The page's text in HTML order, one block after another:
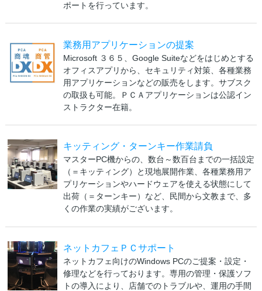
ポートを行っています。
業務用アプリケーションの提案
Microsoft ３６５、Google Suiteなどをはじめとする
オフィスアプリから、セキュリティ対策、各種業務
用アプリケーションなどの販売をします。サブスク
の取扱も可能。ＰＣＡアプリケーションは公認イン
ストラクター在籍。
キッティング・ターンキー作業請負
マスターPC機からの、数台～数百台までの一括設定
（＝キッティング）と現地展開作業、各種業務用ア
プリケーションやハードウェアを使える状態にして
出荷（＝ターンキー）など、民間から文教まで、多
くの作業の実績がございます。
ネットカフェＰＣサポート
ネットカフェ向けのWindows PCのご提案・設定・
修理などを行っております。専用の管理・保護ソフ
トの導入により、店舗でのトラブルや、運用の手間